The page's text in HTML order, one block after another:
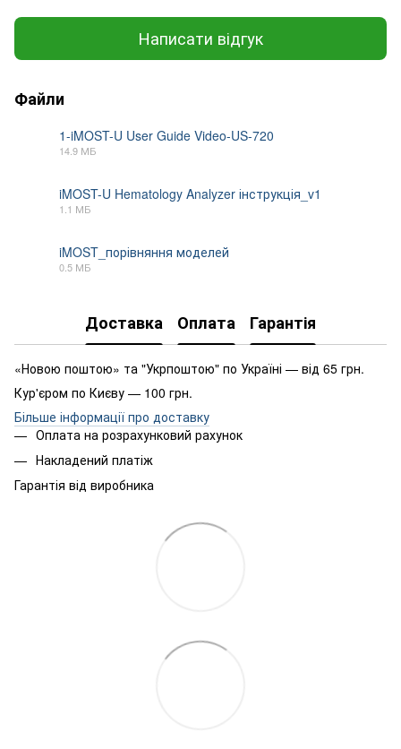
Написати відгук
Файли
1-iMOST-U User Guide Video-US-720
14.9 МБ
iMOST-U Hematology Analyzer інструкція_v1
1.1 МБ
iMOST_порівняння моделей
0.5 МБ
Доставка Оплата Гарантія
«Новою поштою» та "Укрпоштою" по Україні — від 65 грн.
Кур'єром по Києву — 100 грн.
Більше інформації про доставку
Оплата на розрахунковий рахунок
Накладений платіж
Гарантія від виробника